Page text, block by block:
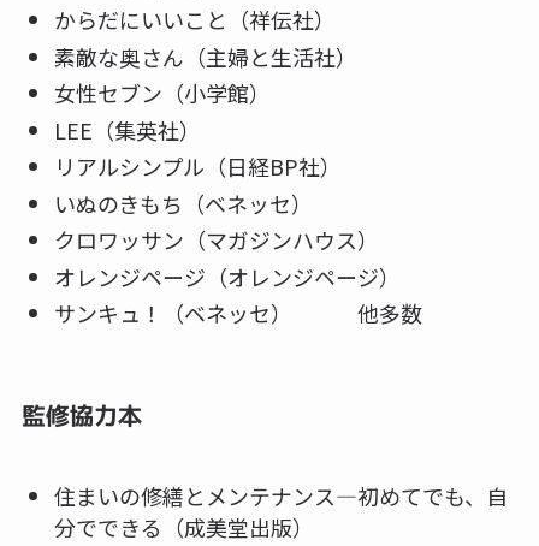
からだにいいこと（祥伝社）
素敵な奥さん（主婦と生活社）
女性セブン（小学館）
LEE（集英社）
リアルシンプル（日経BP社）
いぬのきもち（ベネッセ）
クロワッサン（マガジンハウス）
オレンジページ（オレンジページ）
サンキュ！（ベネッセ） 他多数
監修協力本
住まいの修繕とメンテナンス―初めてでも、自
分でできる（成美堂出版）